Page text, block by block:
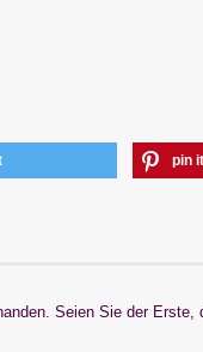
pin it
Seien Sie der Erste,